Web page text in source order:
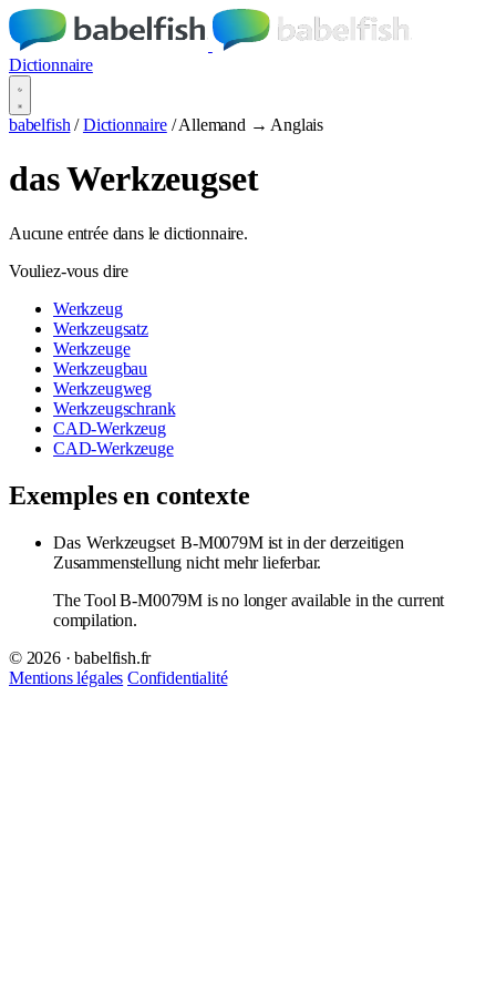
Dictionnaire
babelfish / Dictionnaire / Allemand → Anglais
das Werkzeugset
Aucune entrée dans le dictionnaire.
Vouliez-vous dire
Werkzeug
Werkzeugsatz
Werkzeuge
Werkzeugbau
Werkzeugweg
Werkzeugschrank
CAD-Werkzeug
CAD-Werkzeuge
Exemples en contexte
Das Werkzeugset B-M0079M ist in der derzeitigen
Zusammenstellung nicht mehr lieferbar.
The Tool B-M0079M is no longer available in the current
compilation.
© 2026 · babelfish.fr
Mentions légales Confidentialité